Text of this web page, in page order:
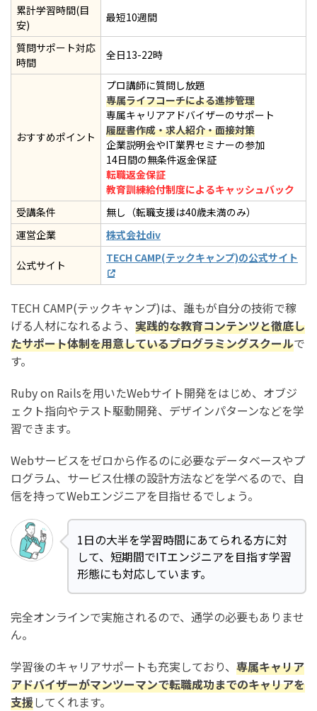
累計学習時間(目
安)
最短10週間
質問サポート対応
時間
全日13-22時
おすすめポイント
プロ講師に質問し放題
専属ライフコーチによる進捗管理
専属キャリアアドバイザーのサポート
履歴書作成・求人紹介・面接対策
企業説明会やIT業界セミナーの参加
14日間の無条件返金保証
転職返金保証
教育訓練給付制度によるキャッシュバック
受講条件
無し（転職支援は40歳未満のみ）
運営企業
株式会社div
公式サイト
TECH CAMP(テックキャンプ)の公式サイト
TECH CAMP(テックキャンプ)は、誰もが自分の技術で稼
げる人材になれるよう、 実践的な教育コンテンツと徹底し
たサポート体制を用意しているプログラミングスクールで
す。
Ruby on Railsを用いたWebサイト開発をはじめ、オブジ
ェクト指向やテスト駆動開発、デザインパターンなどを学
習できます。
Webサービスをゼロから作るのに必要なデータベースやプ
ログラム、サービス仕様の設計方法などを学べるので、自
信を持ってWebエンジニアを目指せるでしょう。
1日の大半を学習時間にあてられる方に対
して、短期間でITエンジニアを目指す学習
形態にも対応しています。
完全オンラインで実施されるので、通学の必要もありませ
ん。
学習後のキャリアサポートも充実しており、 専属キャリア
アドバイザーがマンツーマンで転職成功までのキャリアを
支援してくれます。